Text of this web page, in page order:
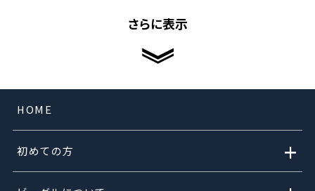
さらに表示
HOME
初めての方 +